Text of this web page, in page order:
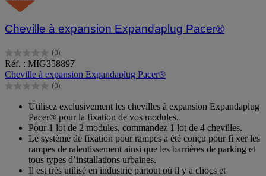
Cheville à expansion Expandaplug Pacer®
(0)
0.0
sur
5
étoiles.
Réf. : MIG358897
Cheville à expansion Expandaplug Pacer®
(0)
0.0
étoiles.
Utilisez exclusivement les chevilles à expansion Expandaplug
Pacer® pour la fixation de vos modules.
Pour 1 lot de 2 modules, commandez 1 lot de 4 chevilles.
Le système de fixation pour rampes a été conçu pour fi xer les
rampes de ralentissement ainsi que les barrières de parking et
tous types d’installations urbaines.
Il est très utilisé en industrie partout où il y a chocs et